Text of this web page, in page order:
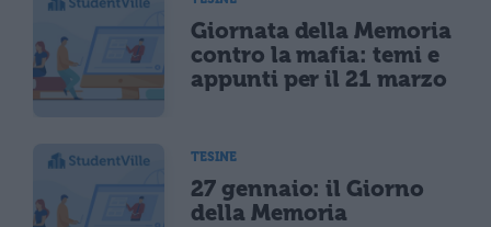
Giornata della Memoria
contro la mafia: temi e
appunti per il 21 marzo
TESINE
27 gennaio: il Giorno
della Memoria